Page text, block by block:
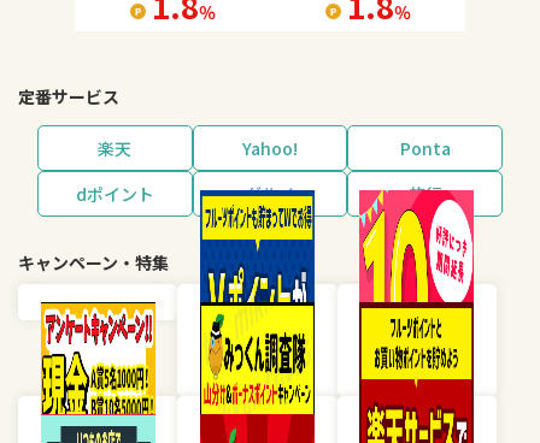
％ ％
定番サービス
楽天 Yahoo!
Ponta
dポイント
グルメ 旅行
キャンペーン・特集